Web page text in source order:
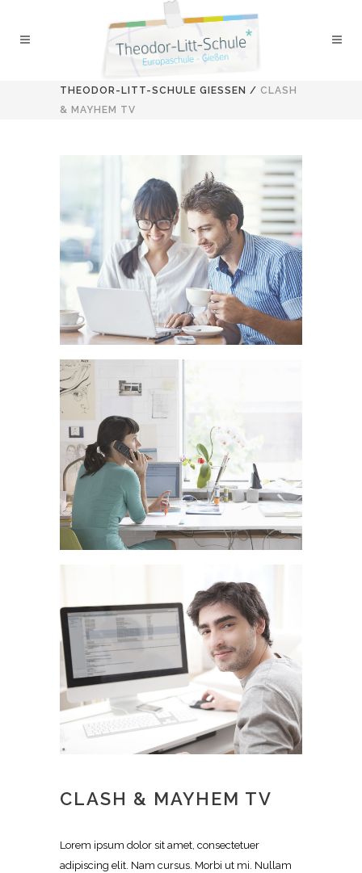
THEODOR-LITT-SCHULE GIESSEN / CLASH
& MAYHEM TV
CLASH & MAYHEM TV
Lorem ipsum dolor sit amet, consectetuer
adipiscing elit. Nam cursus. Morbi ut mi. Nullam